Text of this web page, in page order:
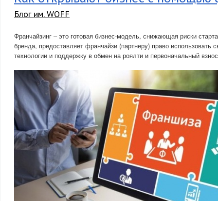
Блог им. WOFF
Франчайзинг – это готовая бизнес-модель, снижающая риски
бренда, предоставляет франчайзи (партнеру) право использовать
технологии и поддержку в обмен на роялти и первоначальный